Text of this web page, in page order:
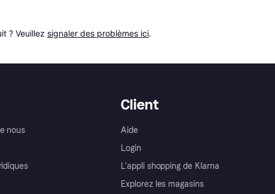
? Veuillez signaler des problèmes ici.
nous
Client
Aide
Login
L'appli shopping de Klarna
Explorez les magasins